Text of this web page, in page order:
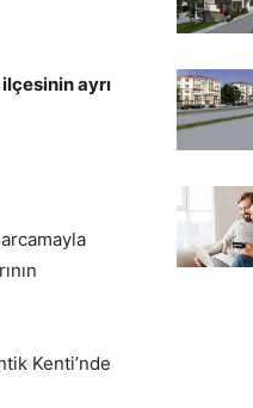
ayrı
Kenti’nde